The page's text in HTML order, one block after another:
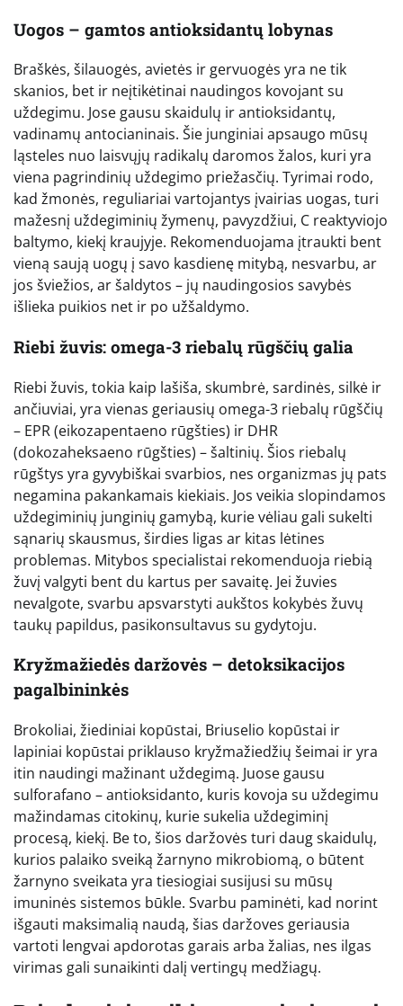
Uogos – gamtos antioksidantų lobynas
Braškės, šilauogės, avietės ir gervuogės yra ne tik
skanios, bet ir neįtikėtinai naudingos kovojant su
uždegimu. Jose gausu skaidulų ir antioksidantų,
vadinamų antocianinais. Šie junginiai apsaugo mūsų
ląsteles nuo laisvųjų radikalų daromos žalos, kuri yra
viena pagrindinių uždegimo priežasčių. Tyrimai rodo,
kad žmonės, reguliariai vartojantys įvairias uogas, turi
mažesnį uždegiminių žymenų, pavyzdžiui, C reaktyviojo
baltymo, kiekį kraujyje. Rekomenduojama įtraukti bent
vieną saują uogų į savo kasdienę mitybą, nesvarbu, ar
jos šviežios, ar šaldytos – jų naudingosios savybės
išlieka puikios net ir po užšaldymo.
Riebi žuvis: omega-3 riebalų rūgščių galia
Riebi žuvis, tokia kaip lašiša, skumbrė, sardinės, silkė ir
ančiuviai, yra vienas geriausių omega-3 riebalų rūgščių
– EPR (eikozapentaeno rūgšties) ir DHR
(dokozaheksaeno rūgšties) – šaltinių. Šios riebalų
rūgštys yra gyvybiškai svarbios, nes organizmas jų pats
negamina pakankamais kiekiais. Jos veikia slopindamos
uždegiminių junginių gamybą, kurie vėliau gali sukelti
sąnarių skausmus, širdies ligas ar kitas lėtines
problemas. Mitybos specialistai rekomenduoja riebią
žuvį valgyti bent du kartus per savaitę. Jei žuvies
nevalgote, svarbu apsvarstyti aukštos kokybės žuvų
taukų papildus, pasikonsultavus su gydytoju.
Kryžmažiedės daržovės – detoksikacijos
pagalbininkės
Brokoliai, žiediniai kopūstai, Briuselio kopūstai ir
lapiniai kopūstai priklauso kryžmažiedžių šeimai ir yra
itin naudingi mažinant uždegimą. Juose gausu
sulforafano – antioksidanto, kuris kovoja su uždegimu
mažindamas citokinų, kurie sukelia uždegiminį
procesą, kiekį. Be to, šios daržovės turi daug skaidulų,
kurios palaiko sveiką žarnyno mikrobiomą, o būtent
žarnyno sveikata yra tiesiogiai susijusi su mūsų
imuninės sistemos būkle. Svarbu paminėti, kad norint
išgauti maksimalią naudą, šias daržoves geriausia
vartoti lengvai apdorotas garais arba žalias, nes ilgas
virimas gali sunaikinti dalį vertingų medžiagų.